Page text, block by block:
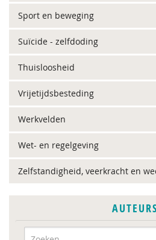
Sport en beweging
Suïcide - zelfdoding
Thuisloosheid
Vrijetijdsbesteding
Werkvelden
Wet- en regelgeving
Zelfstandigheid, veerkracht en
AUTEURS